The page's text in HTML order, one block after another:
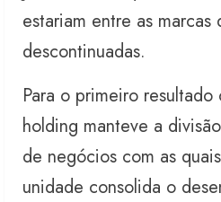
estariam entre as
descontinuadas.
Para o primeiro
holding manteve a
de negócios com as
unidade consolida o